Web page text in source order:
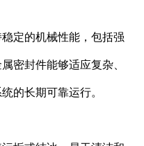
定的机械性能，包括强
密封件能够适应复杂、
的长期可靠运行。